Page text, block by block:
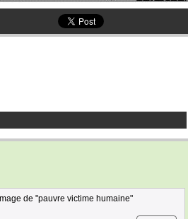
de "pauvre victime humaine"